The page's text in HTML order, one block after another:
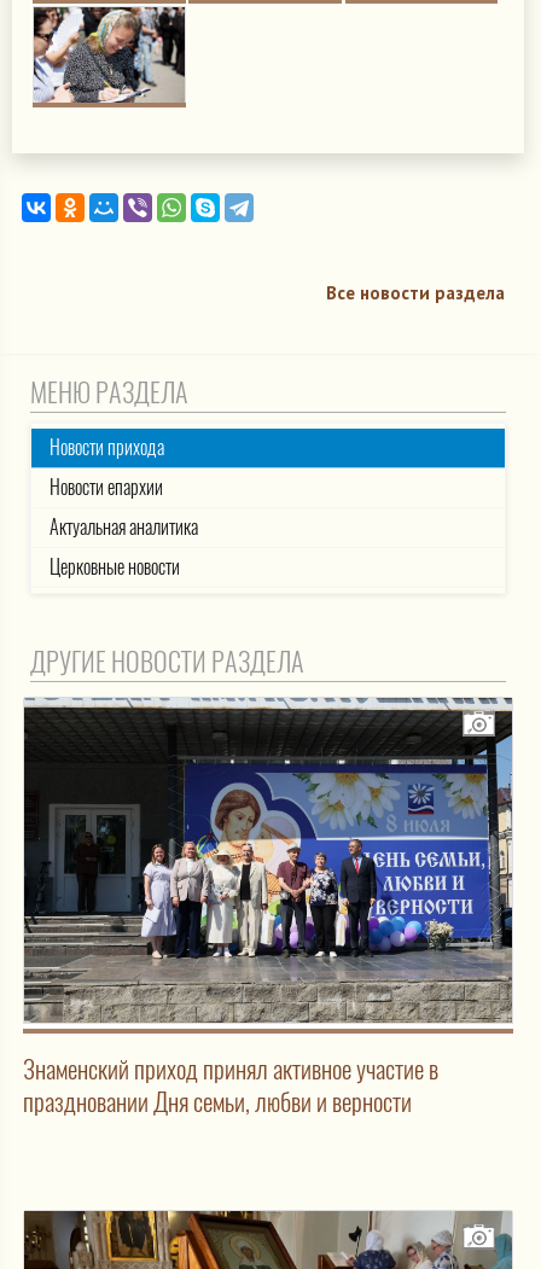
Все новости раздела
МЕНЮ РАЗДЕЛА
Новости прихода
Новости епархии
Актуальная аналитика
Церковные новости
ДРУГИЕ НОВОСТИ РАЗДЕЛА
Знаменский приход принял активное участие в
праздновании Дня семьи, любви и верности